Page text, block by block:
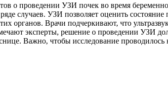
о проведении УЗИ почек во время
случаев. УЗИ позволяет оценить
органов. Врачи подчеркивают, что
эксперты, решение о проведении УЗИ
Важно, чтобы исследование